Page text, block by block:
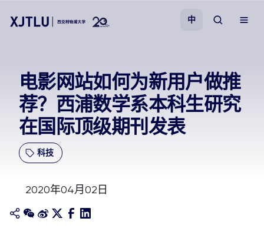
招生
科研
中
电影网站如何为新用户做推
荐？西浦数学系本科生研究
在国际顶级期刊发表
科技
2020年04月02日